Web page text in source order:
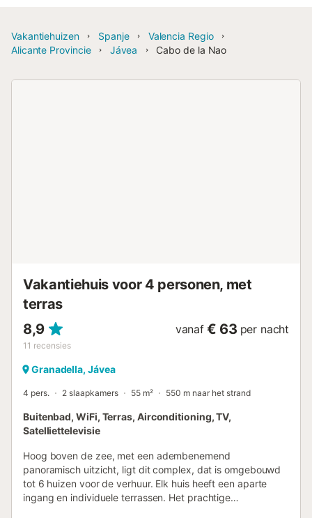
Vakantiehuizen Spanje
Valencia Regio
Alicante Provincie
Jávea Cabo de la Nao
Vakantiehuis voor 4 personen, met
terras
8,9
11 recensies
vanaf € 63 per nacht
Granadella, Jávea
4 pers. 2 slaapkamers 55 m² 550 m naar het strand
Buitenbad, WiFi, Terras, Airconditioning, TV,
Satelliettelevisie
Hoog boven de zee, met een adembenemend
panoramisch uitzicht, ligt dit complex, dat is omgebouwd
tot 6 huizen voor de verhuur. Elk huis heeft een aparte
ingang en individuele terrassen. Het prachtige